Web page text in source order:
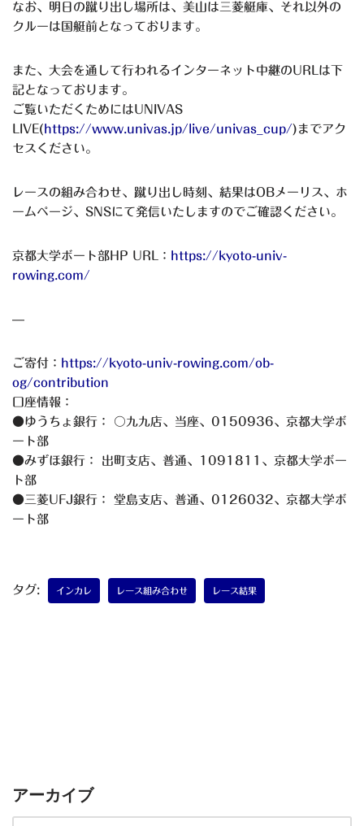
なお、明日の蹴り出し場所は、美山は三菱艇庫、それ以外の
クルーは国艇前となっております。
また、大会を通して行われるインターネット中継のURLは下
記となっております。
ご覧いただくためにはUNIVAS
LIVE( https://www.univas.jp/live/univas_cup/)までアク
セスください。
レースの組み合わせ、蹴り出し時刻、結果はOBメーリス、ホ
ームページ、SNSにて発信いたしますのでご確認ください。
京都大学ボート部HP URL： https://kyoto-univ-
rowing.com/
—
ご寄付： https://kyoto-univ-rowing.com/ob-
og/contribution
口座情報：
●ゆうちょ銀行： 〇九九店、当座、0150936、京都大学ボ
ート部
●みずほ銀行： 出町支店、普通、1091811、京都大学ボー
ト部
●三菱UFJ銀行： 堂島支店、普通、0126032、京都大学ボ
ート部
タグ: インカレ レース組み合わせ レース結果
アーカイブ